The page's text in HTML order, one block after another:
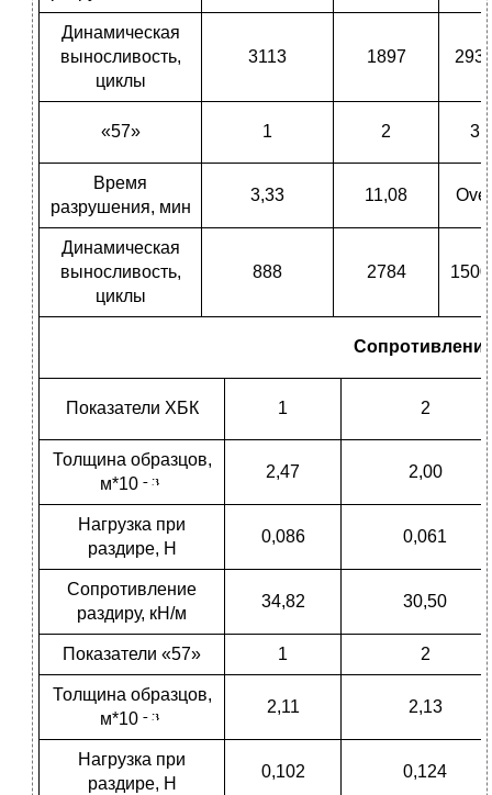
Динамическая
выносливость,
циклы
3113 1897
«57» 1 2 3
Время
разрушения, мин
3,33 11,08 Over
Динамическая
выносливость,
циклы
888 2784
Показатели ХБК 1 2
Толщина образцов,
м*10
2,47 2,00
Нагрузка при
раздире, Н
0,086 0,061
Сопротивление
раздиру, кН/м
34,82 30,50
Показатели «57» 1 2
Толщина образцов,
м*10
2,11 2,13
Нагрузка при
раздире, Н
0,102 0,124